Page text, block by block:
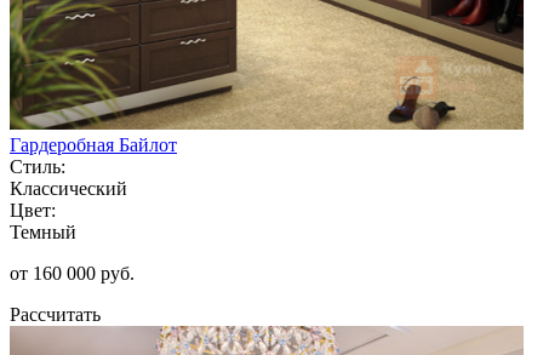
Гардеробная Байлот
Стиль:
Классический
Цвет:
Темный
от 160 000 руб.
Рассчитать